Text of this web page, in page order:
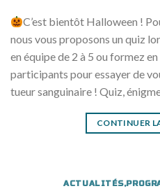
C’est bientôt Halloween !
nous vous proposons un quiz
en équipe de 2 à 5 ou formez
participants pour essayer de
tueur sanguinaire ! Quiz,
CONTINUER
ACTUALITÉS,